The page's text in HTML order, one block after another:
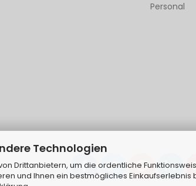
Technologien
Drittanbietern, um die ordentliche
und Ihnen ein bestmögliches Einkaufserlebnis
Personal